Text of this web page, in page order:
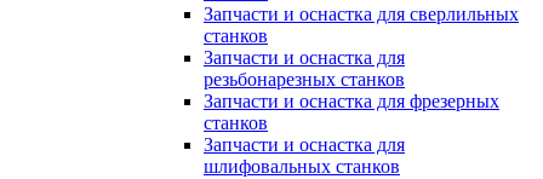
Запчасти и оснастка для сверлильных
станков
Запчасти и оснастка для
резьбонарезных станков
Запчасти и оснастка для фрезерных
станков
Запчасти и оснастка для
шлифовальных станков